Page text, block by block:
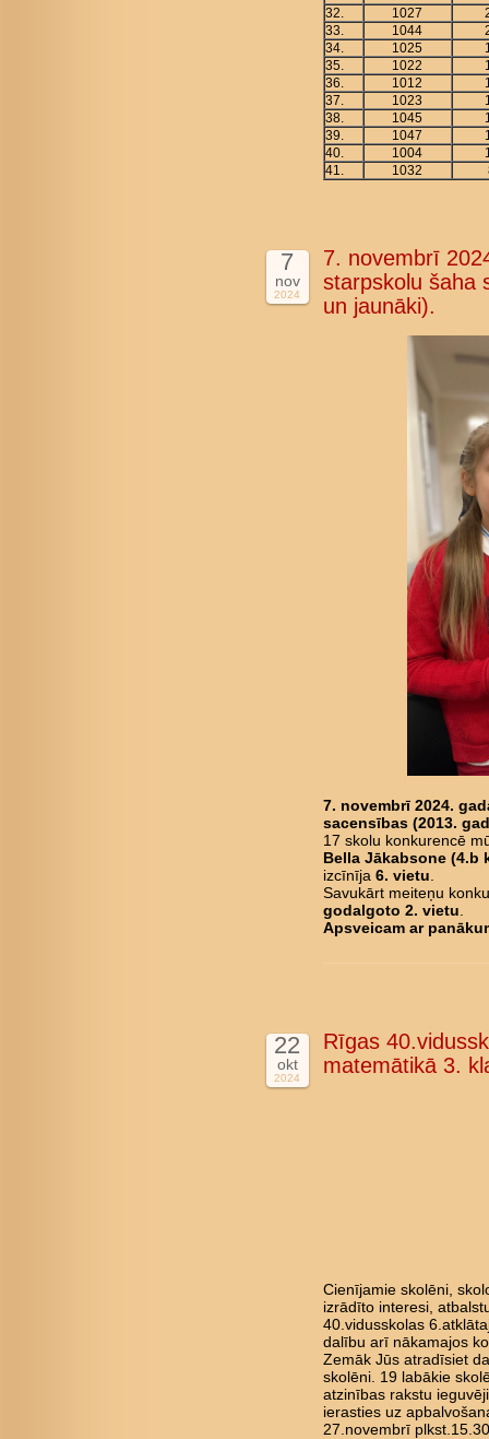
32.
1027
33.
1044
34.
1025
35.
1022
36.
1012
37.
1023
38.
1045
39.
1047
40.
1004
41.
1032
7
nov
2024
7. novembrī
starpskolu šaha
un jaunāki).
7. novembrī 2024.
sacensības (2013.
17 skolu konkurencē
Bella Jākabsone (4.b
izcīnīja 6. vietu.
Savukārt meiteņu
godalgoto 2. vietu.
Apsveicam ar
22
okt
2024
Rīgas
matemātikā 3.
Cienījamie skolēni,
izrādīto interesi,
40.vidusskolas
dalību arī nākamajos
Zemāk Jūs atradīsiet
skolēni. 19 labākie
atzinības rakstu
ierasties uz
27.novembrī